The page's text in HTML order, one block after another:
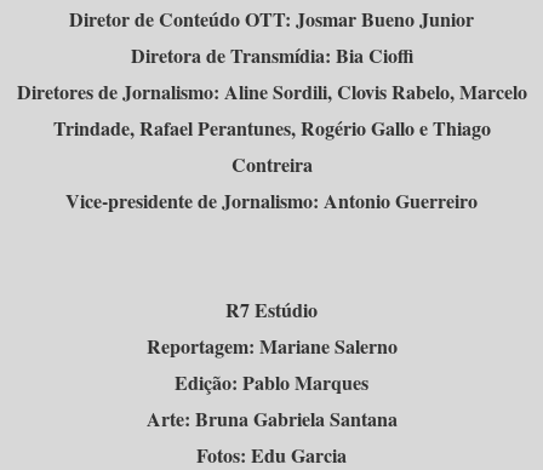
Diretor de Conteúdo OTT: Josmar Bueno Junior
Diretora de Transmídia: Bia Cioffi
Diretores de Jornalismo: Aline Sordili, Clovis Rabelo, Marcelo
Trindade, Rafael Perantunes, Rogério Gallo e Thiago
Contreira
Vice-presidente de Jornalismo: Antonio Guerreiro
R7 Estúdio
Reportagem: Mariane Salerno
Edição: Pablo Marques
Arte: Bruna Gabriela Santana
Fotos: Edu Garcia